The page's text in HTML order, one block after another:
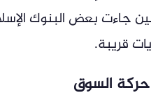
جاءت بعض البنوك
قريبة.
السوق